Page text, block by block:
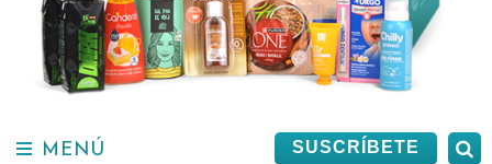
SUSCRÍBETE
MENÚ